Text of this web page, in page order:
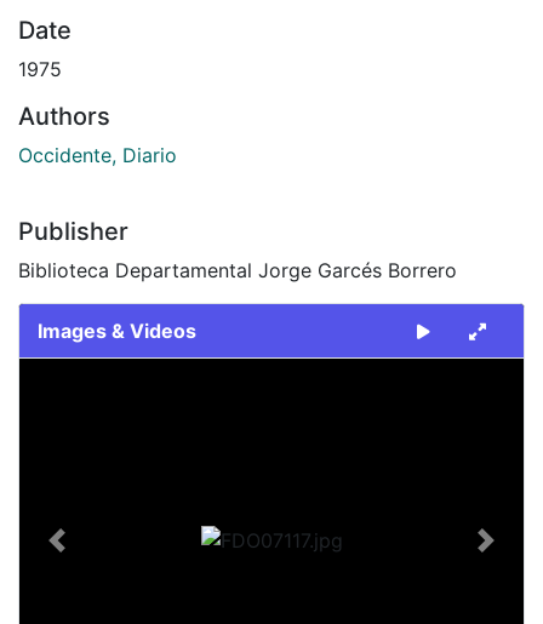
Date
1975
Authors
Occidente, Diario
Publisher
Biblioteca Departamental Jorge Garcés Borrero
Images & Videos
Previous Next